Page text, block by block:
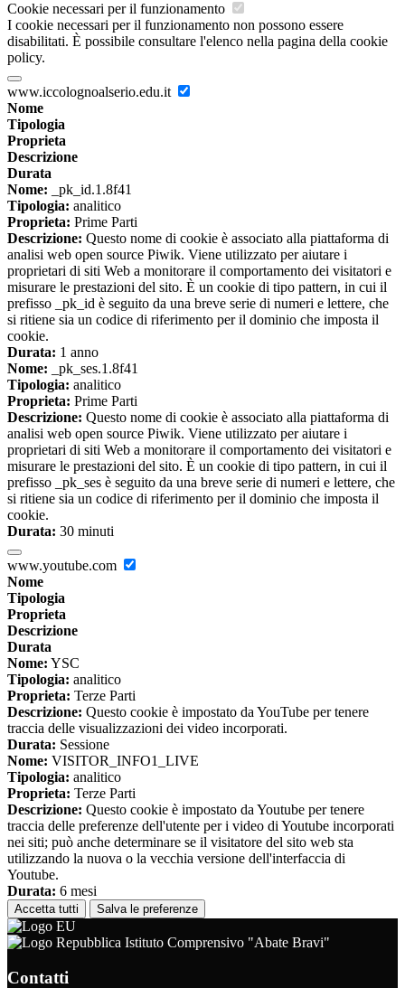
Cookie necessari per il funzionamento
I cookie necessari per il funzionamento non possono essere
disabilitati. È possibile consultare l'elenco nella pagina della cookie
policy.
www.iccolognoalserio.edu.it
Nome
Tipologia
Proprieta
Descrizione
Durata
Nome: _pk_id.1.8f41
Tipologia: analitico
Proprieta: Prime Parti
Descrizione: Questo nome di cookie è associato alla piattaforma di
analisi web open source Piwik. Viene utilizzato per aiutare i
proprietari di siti Web a monitorare il comportamento dei visitatori e
misurare le prestazioni del sito. È un cookie di tipo pattern, in cui il
prefisso _pk_id è seguito da una breve serie di numeri e lettere, che
si ritiene sia un codice di riferimento per il dominio che imposta il
cookie.
Durata: 1 anno
Nome: _pk_ses.1.8f41
Tipologia: analitico
Proprieta: Prime Parti
Descrizione: Questo nome di cookie è associato alla piattaforma di
analisi web open source Piwik. Viene utilizzato per aiutare i
proprietari di siti Web a monitorare il comportamento dei visitatori e
misurare le prestazioni del sito. È un cookie di tipo pattern, in cui il
prefisso _pk_ses è seguito da una breve serie di numeri e lettere, che
si ritiene sia un codice di riferimento per il dominio che imposta il
cookie.
Durata: 30 minuti
www.youtube.com
Nome
Tipologia
Proprieta
Descrizione
Durata
Nome: YSC
Tipologia: analitico
Proprieta: Terze Parti
Descrizione: Questo cookie è impostato da YouTube per tenere
traccia delle visualizzazioni dei video incorporati.
Durata: Sessione
Nome: VISITOR_INFO1_LIVE
Tipologia: analitico
Proprieta: Terze Parti
Descrizione: Questo cookie è impostato da Youtube per tenere
traccia delle preferenze dell'utente per i video di Youtube incorporati
nei siti; può anche determinare se il visitatore del sito web sta
utilizzando la nuova o la vecchia versione dell'interfaccia di
Youtube.
Durata: 6 mesi
Accetta tutti Salva le preferenze
Istituto Comprensivo "Abate Bravi"
Contatti